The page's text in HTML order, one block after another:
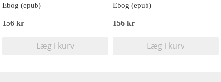
Ebog (epub)
156 kr
Læg i kurv
Ebog (epub)
156 kr
Læg i kurv